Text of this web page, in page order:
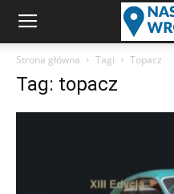
Strona główna Tagi Topacz
Tag: topacz